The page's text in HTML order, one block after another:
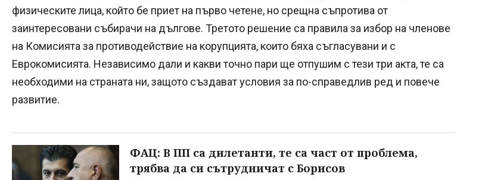
физическите лица, който бе приет на първо четене, но срещна съпротива от
заинтересовани събирачи на дългове. Третото решение са правила за избор на членове
на Комисията за противодействие на корупцията, които бяха съгласувани и с
Еврокомисията. Независимо дали и какви точно пари ще отпушим с тези три акта, те са
необходими на страната ни, защото създават условия за по-справедлив ред и повече
развитие.
ФАЦ: В ПП са дилетанти, те са част от проблема,
трябва да си сътрудничат с Борисов